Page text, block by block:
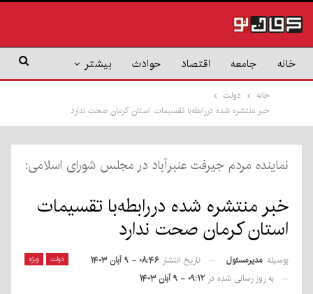
خانه جامعه اقتصاد حوادث بیشتر
خانه
دولت
خبر منتشره شده دررابطه‌با تقسیمات استان کرمان صحت ندارد
نماینده مردم جیرفت عنبرآباد در مجلس شورای اسلامی:
خبر منتشره شده دررابطه‌با تقسیمات
استان کرمان صحت ندارد
دولت ویژه بوسیله مدیرمسئول تاریخ انتشار ۰۸:۴۶ - ۹ آبان ۱۴۰۳
به روز رسانی شده در ۰۹:۱۲ - ۹ آبان ۱۴۰۳